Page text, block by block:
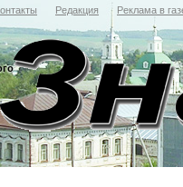
Редакция Реклама в